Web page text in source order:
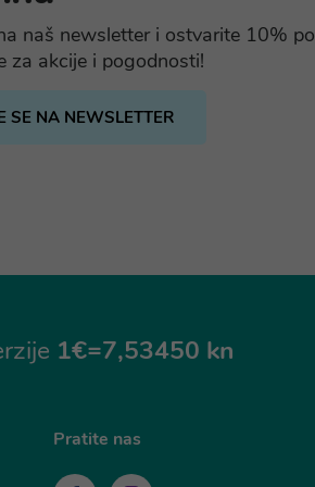
naš newsletter i ostvarite 10%
za akcije i pogodnosti!
SE NA NEWSLETTER
1€=7,53450 kn
Pratite nas